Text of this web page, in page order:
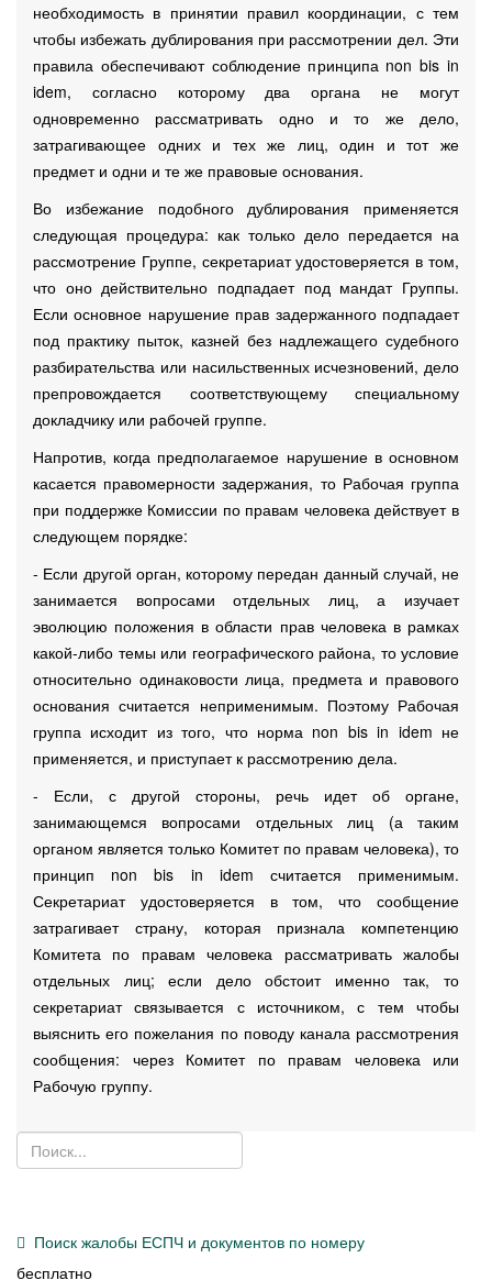
необходимость в принятии правил координации, с тем
чтобы избежать дублирования при рассмотрении дел. Эти
правила обеспечивают соблюдение принципа non bis in
idem, согласно которому два органа не могут
одновременно рассматривать одно и то же дело,
затрагивающее одних и тех же лиц, один и тот же
предмет и одни и те же правовые основания.
Во избежание подобного дублирования применяется
следующая процедура: как только дело передается на
рассмотрение Группе, секретариат удостоверяется в том,
что оно действительно подпадает под мандат Группы.
Если основное нарушение прав задержанного подпадает
под практику пыток, казней без надлежащего судебного
разбирательства или насильственных исчезновений, дело
препровождается соответствующему специальному
докладчику или рабочей группе.
Напротив, когда предполагаемое нарушение в основном
касается правомерности задержания, то Рабочая группа
при поддержке Комиссии по правам человека действует в
следующем порядке:
- Если другой орган, которому передан данный случай, не
занимается вопросами отдельных лиц, а изучает
эволюцию положения в области прав человека в рамках
какой-либо темы или географического района, то условие
относительно одинаковости лица, предмета и правового
основания считается неприменимым. Поэтому Рабочая
группа исходит из того, что норма non bis in idem не
применяется, и приступает к рассмотрению дела.
- Если, с другой стороны, речь идет об органе,
занимающемся вопросами отдельных лиц (а таким
органом является только Комитет по правам человека), то
принцип non bis in idem считается применимым.
Секретариат удостоверяется в том, что сообщение
затрагивает страну, которая признала компетенцию
Комитета по правам человека рассматривать жалобы
отдельных лиц; если дело обстоит именно так, то
секретариат связывается с источником, с тем чтобы
выяснить его пожелания по поводу канала рассмотрения
сообщения: через Комитет по правам человека или
Рабочую группу.
Поиск жалобы ЕСПЧ и документов по номеру
бесплатно